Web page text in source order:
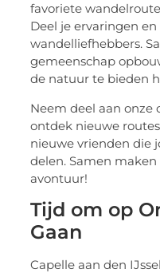
favoriete
Deel je ervaringen
wandelliefhebbers.
gemeenschap
de natuur te bieden
Neem deel aan onze
ontdek nieuwe
nieuwe vrienden die
delen. Samen
avontuur!
Tijd om op
Gaan
Capelle aan den